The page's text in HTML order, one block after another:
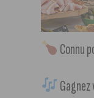
Connu